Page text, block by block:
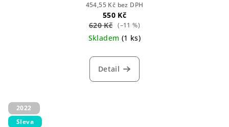
454,55 Kč bez DPH
550 Kč
620 Kč (–11 %)
Skladem (1 ks)
Detail
2022
Sleva